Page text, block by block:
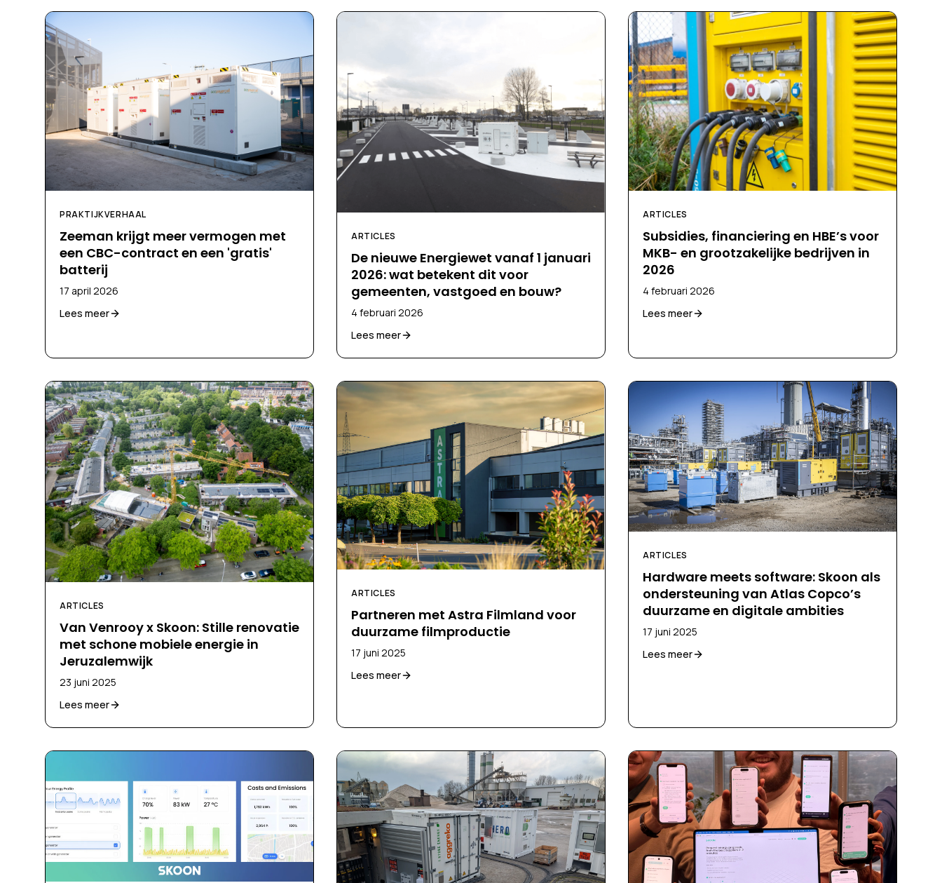
PRAKTIJKVERHAAL
Zeeman krijgt meer vermogen met
een CBC-contract en een 'gratis'
batterij
17 april 2026
Lees meer
ARTICLES
De nieuwe Energiewet vanaf 1 januari
2026: wat betekent dit voor
gemeenten, vastgoed en bouw?
4 februari 2026
Lees meer
ARTICLES
Subsidies, financiering en HBE’s voor
MKB- en grootzakelijke bedrijven in
2026
4 februari 2026
Lees meer
ARTICLES
Van Venrooy x Skoon: Stille renovatie
met schone mobiele energie in
Jeruzalemwijk
23 juni 2025
Lees meer
ARTICLES
Partneren met Astra Filmland voor
duurzame filmproductie
17 juni 2025
Lees meer
ARTICLES
Hardware meets software: Skoon als
ondersteuning van Atlas Copco’s
duurzame en digitale ambities
17 juni 2025
Lees meer